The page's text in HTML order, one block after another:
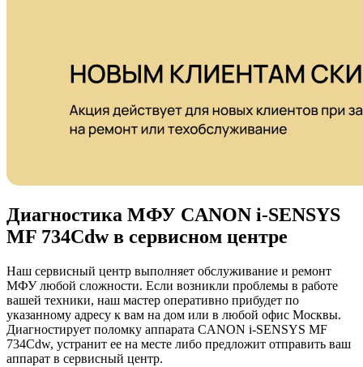
Диагностика МФУ CANON i-SENSYS
MF 734Cdw в сервисном центре
Наш сервисный центр выполняет обслуживание и ремонт
МФУ любой сложности. Если возникли проблемы в работе
вашей техники, наш мастер оперативно прибудет по
указанному адресу к вам на дом или в любой офис Москвы.
Диагностирует поломку аппарата CANON i-SENSYS MF
734Cdw, устранит ее на месте либо предложит отправить ваш
аппарат в сервисный центр.